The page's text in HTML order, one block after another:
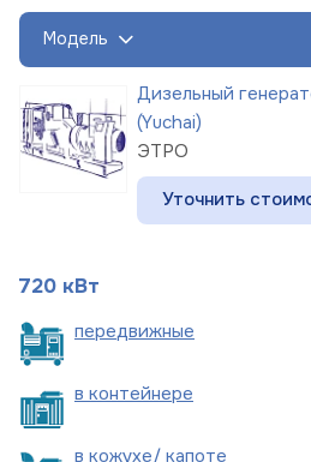
Модель
Дизельный
(Yuchai)
ЭТРО
Уточнить
720 кВт
передвижные
в контейнере
в кожухе/ капоте